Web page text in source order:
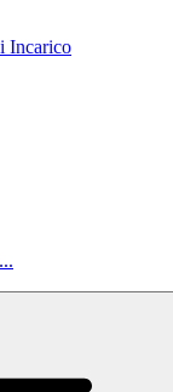
Incarico